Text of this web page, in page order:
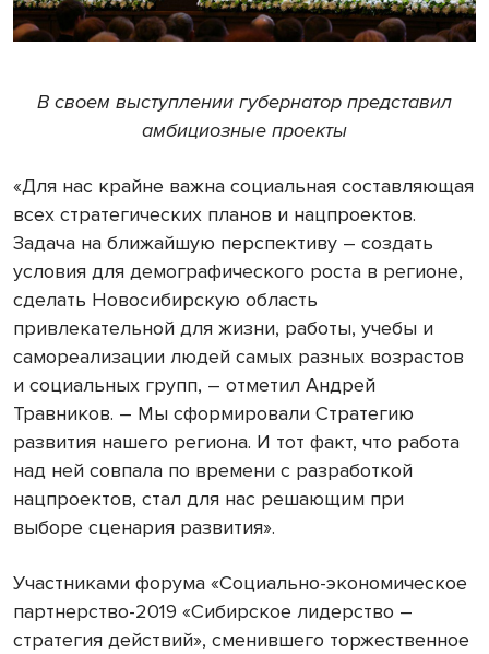
В своем выступлении губернатор представил
амбициозные проекты
«Для нас крайне важна социальная составляющая
всех стратегических планов и нацпроектов.
Задача на ближайшую перспективу – создать
условия для демографического роста в регионе,
сделать Новосибирскую область
привлекательной для жизни, работы, учебы и
самореализации людей самых разных возрастов
и социальных групп, – отметил Андрей
Травников. – Мы сформировали Стратегию
развития нашего региона. И тот факт, что работа
над ней совпала по времени с разработкой
нацпроектов, стал для нас решающим при
выборе сценария развития».
Участниками форума «Социально-экономическое
партнерство-2019 «Сибирское лидерство –
стратегия действий», сменившего торжественное